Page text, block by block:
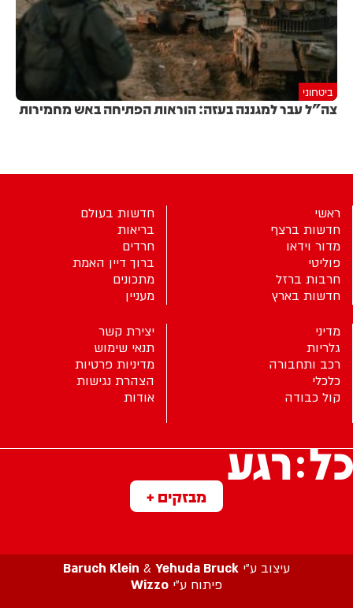
ביטחוני
צה"ל עבר למגננה בעזה: הוראות הפתיחה באש מחמירות
מבזקים +
ראשי
חדשות ברצף
מדור וידאו
פוליטי
חרבות ברזל
חדשות בארץ
חדשות בעולם
בריאות
חרדים
ברוך דיין האמת
מתכונים
מעניין
מדיני
גלריות
רכב ותחבורה
כלכלי
קול כבודה
יצירת קשר
תנאי שימוש
מדיניות פרטיות
הצהרת נגישות
אודות
עיצוב ע”י Baruch Klein & Yehuda Bruck
פיתוח ע”י Wizzo